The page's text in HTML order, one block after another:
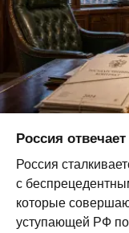
Россия
Россия
с
которые
уступающей РФ